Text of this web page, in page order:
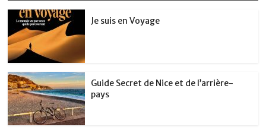
Je suis en Voyage
Guide Secret de Nice et de l’arrière-
pays